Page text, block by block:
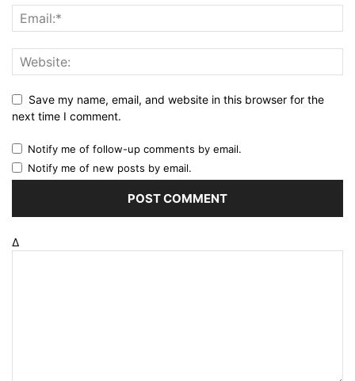
Save my name, email, and website in this browser for the
next time I comment.
Notify me of follow-up comments by email.
Notify me of new posts by email.
Δ